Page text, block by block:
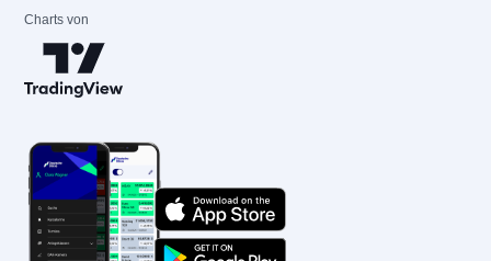
Charts von